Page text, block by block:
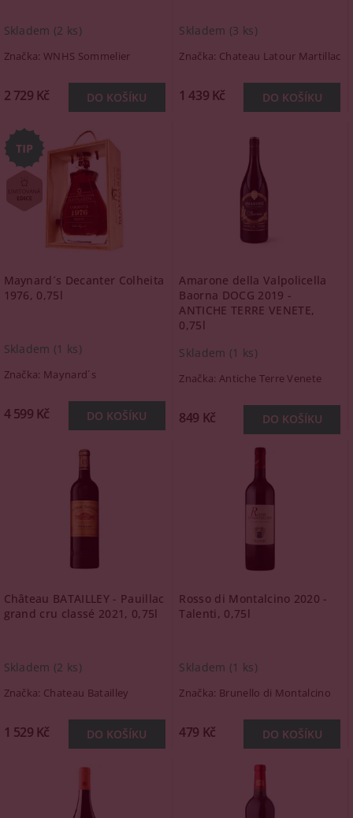
Skladem (2 ks)
Značka:WNHS Sommelier
2 729 Kč
Skladem (3 ks)
Značka: Chateau Latour Martillac
1 439 Kč
Maynard´s Decanter Colheita
1976, 0,75l
Skladem (1 ks)
Značka: Maynard´s
4 599 Kč
Amarone della Valpolicella
Baorna DOCG 2019 -
ANTICHE TERRE VENETE,
0,75l
Skladem (1 ks)
Značka: Antiche Terre Venete
849 Kč
Château BATAILLEY - Pauillac
grand cru classé 2021, 0,75l
Skladem (2 ks)
Značka: Chateau Batailley
1 529 Kč
Rosso di Montalcino 2020 -
Talenti, 0,75l
Skladem (1 ks)
Značka: Brunello di Montalcino
479 Kč